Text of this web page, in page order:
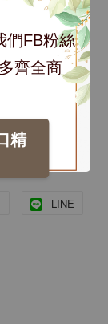
們FB粉絲
齊全商
精
LINE